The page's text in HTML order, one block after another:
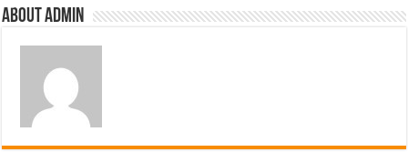
About admin